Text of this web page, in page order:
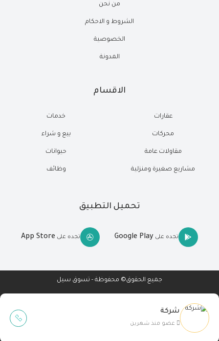
شركة
عضو منذ شهرين
من نحن
الشروط و الاحكام
الخصوصية
المدونة
الاقسام
عقارات
محركات
مقاولات عامة
مشاريع صغيرة ومنزلية
خدمات
بيع و شراء
حيوانات
وظائف
تحميل التطبيق
تجده على Google Play تجده على App Store
جميع الحقوق© محفوظة - تسوق سيل